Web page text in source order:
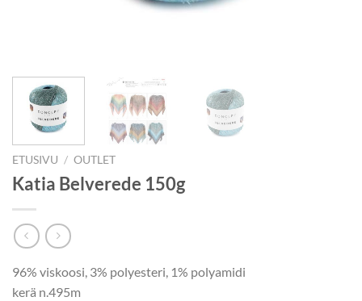
ETUSIVU / OUTLET
Katia Belverede 150g
96% viskoosi, 3% polyesteri, 1% polyamidi
kerä n.495m